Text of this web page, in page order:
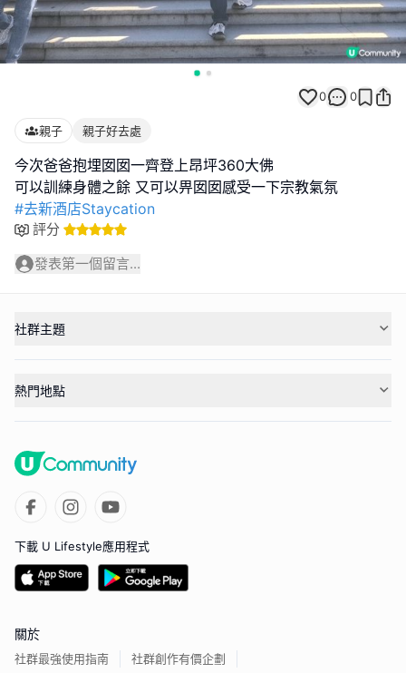
0 0
親子 親子好去處
今次爸爸抱埋囡囡一齊登上昂坪360大佛
#去新酒店Staycation
評分
發表第一個留言...
社群主題
熱門地點
下載 U Lifestyle應用程式
關於
社群最強使用指南 社群創作有價企劃